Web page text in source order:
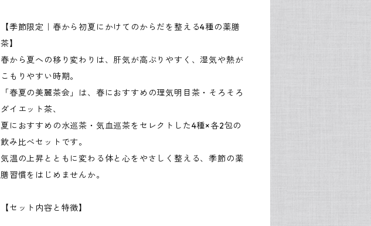
【季節限定｜春から初夏にかけてのからだを整える4種の薬膳
茶】
春から夏への移り変わりは、肝気が高ぶりやすく、湿気や熱が
こもりやすい時期。
「春夏の美麗茶会」は、春におすすめの理気明目茶・そろそろ
ダイエット茶、
夏におすすめの水巡茶・気血巡茶をセレクトした4種×各2包の
飲み比べセットです。
気温の上昇とともに変わる体と心をやさしく整える、季節の薬
膳習慣をはじめませんか。
【セット内容と特徴】